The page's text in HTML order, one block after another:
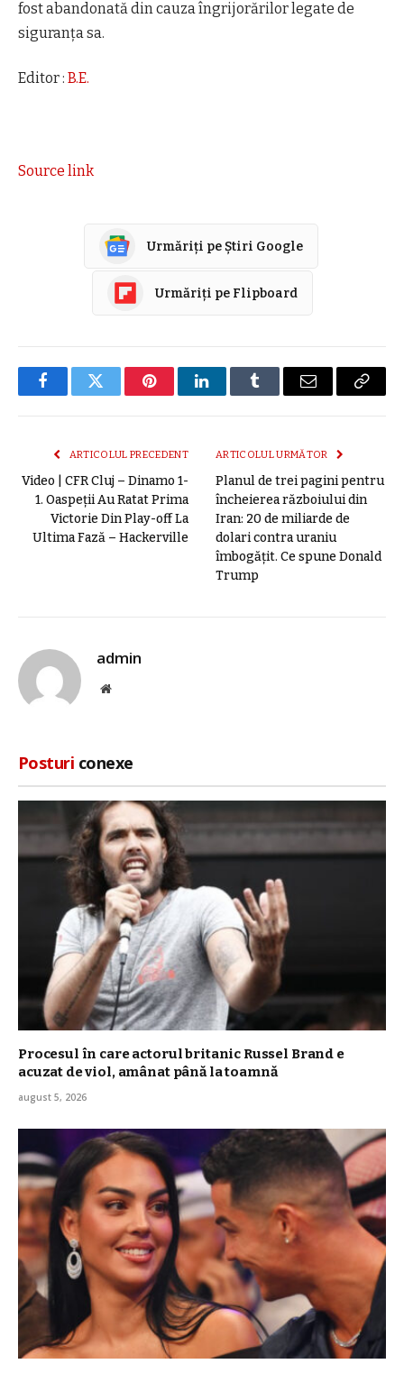
fost abandonată din cauza îngrijorărilor legate de
siguranța sa.
Editor : B.E.
Source link
Urmăriți pe Știri Google
Urmăriți pe Flipboard
FacebookTwitter PinterestLinkedInTumblr E-
ARTICOLUL PRECEDENT
Video | CFR Cluj – Dinamo 1-
1. Oaspeții Au Ratat Prima
Victorie Din Play-off La
Ultima Fază – Hackerville
ARTICOLUL URMĂTOR
Planul de trei pagini pentru
încheierea războiului din
Iran: 20 de miliarde de
dolari contra uraniu
îmbogățit. Ce spune Donald
Trump
admin
Site
Posturi conexe
Procesul în care actorul britanic Russel Brand e
acuzat de viol, amânat până la toamnă
august 5, 2026